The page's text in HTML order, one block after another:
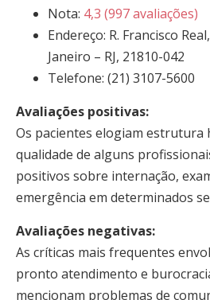
Nota: 4,3 (997 avaliações)
Endereço: R. Francisco
Janeiro – RJ, 21810-042
Telefone: (21) 3107-5600
Avaliações positivas:
Os pacientes elogiam estrutura
qualidade de alguns
positivos sobre internação,
emergência em determinados
Avaliações negativas:
As críticas mais frequentes
pronto atendimento e
mencionam problemas de